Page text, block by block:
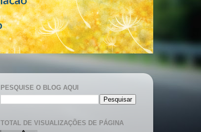
PESQUISE O BLOG AQUI
TOTAL DE VISUALIZAÇÕES DE PÁGINA